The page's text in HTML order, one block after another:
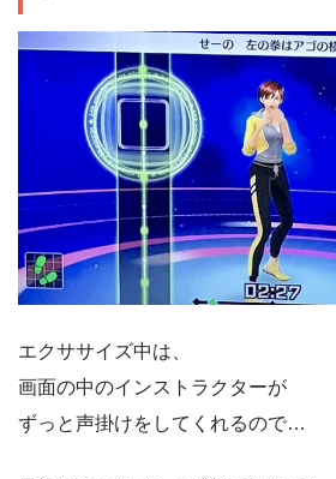
エクササイズ中は、
画面の中のインストラクターが
ずっと声掛けをしてくれるので…